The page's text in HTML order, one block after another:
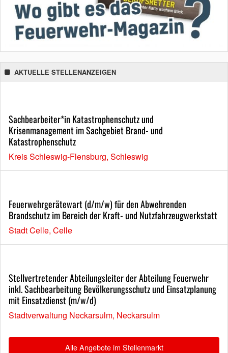
AKTUELLE STELLENANZEIGEN
Sachbearbeiter*in Katastrophenschutz und
Krisenmanagement im Sachgebiet Brand- und
Katastrophenschutz
Kreis Schleswig-Flensburg, Schleswig
Feuerwehrgerätewart (d/m/w) für den Abwehrenden
Brandschutz im Bereich der Kraft- und Nutzfahrzeugwerkstatt
Stadt Celle, Celle
Stellvertretender Abteilungsleiter der Abteilung Feuerwehr
inkl. Sachbearbeitung Bevölkerungsschutz und Einsatzplanung
mit Einsatzdienst (m/w/d)
Stadtverwaltung Neckarsulm, Neckarsulm
Alle Angebote im Stellenmarkt